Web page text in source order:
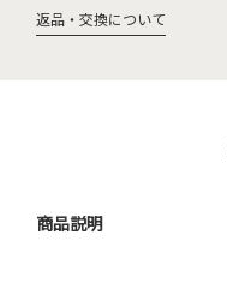
返品・交換について
商品説明